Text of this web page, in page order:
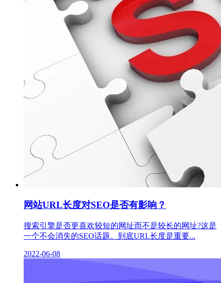
网站URL长度对SEO是否有影响？
搜索引擎是否更喜欢较短的网址而不是较长的网址?这是
一个不会消失的SEO话题。到底URL长度是重要...
2022-06-08